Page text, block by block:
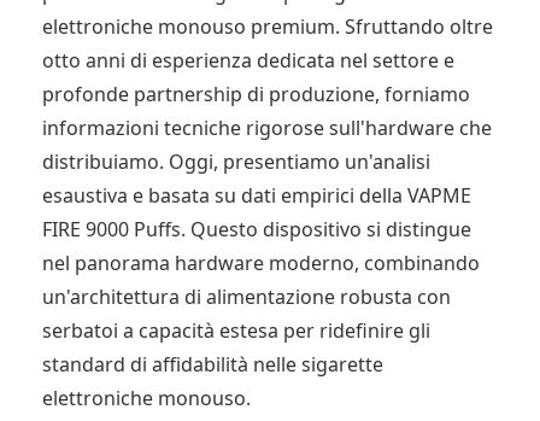
elettroniche monouso premium. Sfruttando oltre
otto anni di esperienza dedicata nel settore e
profonde partnership di produzione, forniamo
informazioni tecniche rigorose sull'hardware che
distribuiamo. Oggi, presentiamo un'analisi
esaustiva e basata su dati empirici della VAPME
FIRE 9000 Puffs. Questo dispositivo si distingue
nel panorama hardware moderno, combinando
un'architettura di alimentazione robusta con
serbatoi a capacità estesa per ridefinire gli
standard di affidabilità nelle sigarette
elettroniche monouso.